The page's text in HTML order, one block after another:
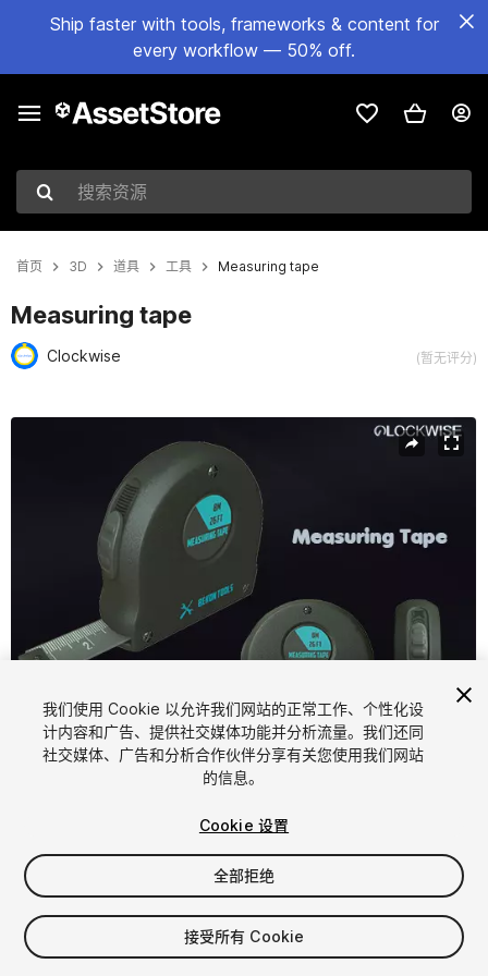
Ship faster with tools, frameworks & content for
every workflow — 50% off.
搜索资源
首页 3D 道具 工具 Measuring tape
Measuring tape
Clockwise (暂无评分)
1 /6
$4.99
我们使用 Cookie 以允许我们网站的正常工作、个性化设
计内容和广告、提供社交媒体功能并分析流量。我们还同
社交媒体、广告和分析合作伙伴分享有关您使用我们网站
的信息。
Cookie 设置
全部拒绝
接受所有 Cookie